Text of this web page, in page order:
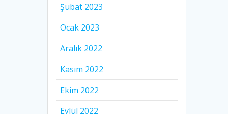
Şubat 2023
Ocak 2023
Aralık 2022
Kasım 2022
Ekim 2022
Eylül 2022